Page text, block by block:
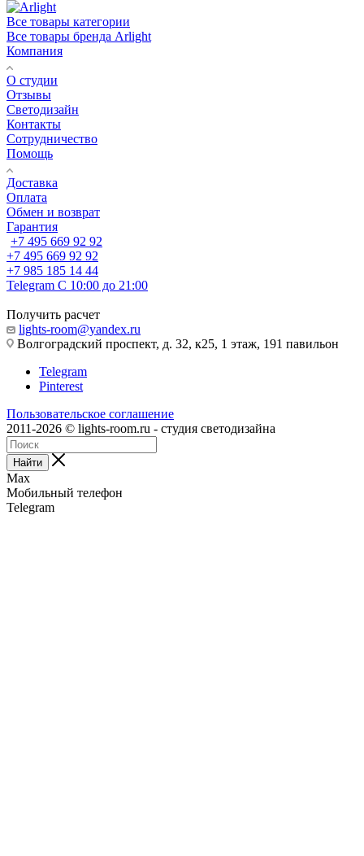
Все товары категории
Все товары бренда Arlight
Компания
О студии
Отзывы
Светодизайн
Контакты
Сотрудничество
Помощь
Доставка
Оплата
Обмен и возврат
Гарантия
+7 495 669 92 92
+7 495 669 92 92
+7 985 185 14 44
Telegram С 10:00 до 21:00
Получить расчет
lights-room@yandex.ru
Волгоградский проспект, д. 32, к25, 1 этаж, 191 павильон
Telegram
Pinterest
Пользовательское соглашение
2011-2026 © lights-room.ru - студия светодизайна
Найти
Max
Мобильный телефон
Telegram